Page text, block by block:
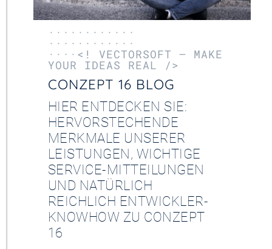
············
············
····<! VECTORSOFT – MAKE
YOUR IDEAS REAL />
CONZEPT 16 BLOG
HIER ENTDECKEN SIE:
HERVORSTECHENDE
MERKMALE UNSERER
LEISTUNGEN, WICHTIGE
SERVICE-MITTEILUNGEN
UND NATÜRLICH
REICHLICH ENTWICKLER-
KNOWHOW ZU CONZEPT
16